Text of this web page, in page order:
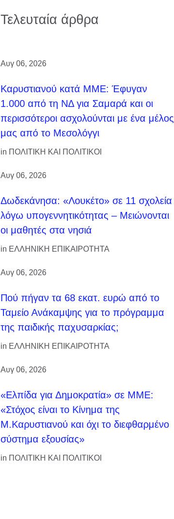
Τελευταία άρθρα
Αυγ 06, 2026
Καρυστιανού κατά ΜΜΕ: Έφυγαν
1.000 από τη ΝΔ για Σαμαρά και οι
περισσότεροι ασχολούνται με ένα μέλος
μας από το Μεσολόγγι
in ΠΟΛΙΤΙΚΗ ΚΑΙ ΠΟΛΙΤΙΚΟΙ
Αυγ 06, 2026
Δωδεκάνησα: «Λουκέτο» σε 11 σχολεία
λόγω υπογεννητικότητας – Μειώνονται
οι μαθητές στα νησιά
in ΕΛΛΗΝΙΚΗ ΕΠΙΚΑΙΡΟΤΗΤΑ
Αυγ 06, 2026
Πού πήγαν τα 68 εκατ. ευρώ από το
Ταμείο Ανάκαμψης για το πρόγραμμα
της παιδικής παχυσαρκίας;
in ΕΛΛΗΝΙΚΗ ΕΠΙΚΑΙΡΟΤΗΤΑ
Αυγ 06, 2026
«Ελπίδα για Δημοκρατία» σε ΜΜΕ:
«Στόχος είναι το Κίνημα της
Μ.Καρυστιανού και όχι το διεφθαρμένο
σύστημα εξουσίας»
in ΠΟΛΙΤΙΚΗ ΚΑΙ ΠΟΛΙΤΙΚΟΙ